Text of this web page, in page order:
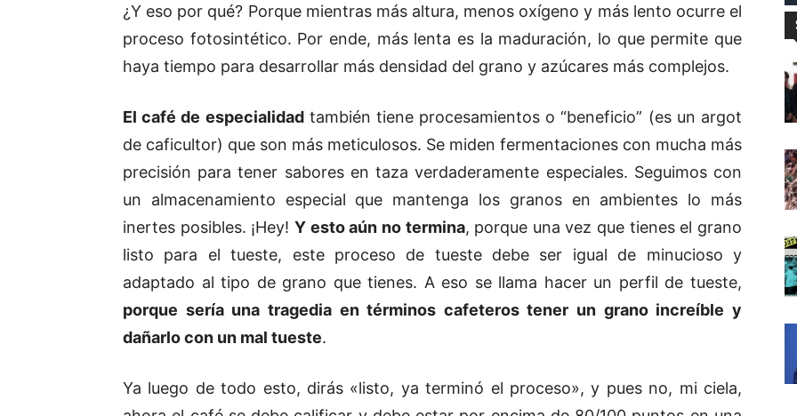
¿Y eso por qué? Porque mientras más altura, menos oxígeno y más lento ocurre el
proceso fotosintético. Por ende, más lenta es la maduración, lo que permite que
haya tiempo para desarrollar más densidad del grano y azúcares más complejos.
El café de especialidadtambién tiene procesamientos o “beneficio” (es un argot
de caficultor) que son más meticulosos. Se miden fermentaciones con mucha más
precisión para tener sabores en taza verdaderamente especiales. Seguimos con
un almacenamiento especial que mantenga los granos en ambientes lo más
inertes posibles. ¡Hey! Y esto aún no termina, porque una vez que tienes el grano
listo para el tueste, este proceso de tueste debe ser igual de minucioso y
adaptado al tipo de grano que tienes. A eso se llama hacer un perfil de tueste,
porque sería una tragedia en términos cafeteros tener un grano increíble y
dañarlo con un mal tueste.
Ya luego de todo esto, dirás «listo, ya terminó el proceso», y pues no, mi ciela,